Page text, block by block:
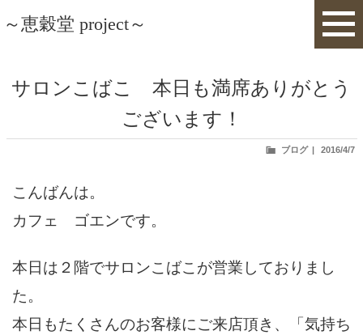
～恵穀堂 project～
サロンこばこ 本日も満席ありがとう
ございます！
ブログ
投
2016/4/7
こんばんは。
カフェ ゴエンです。
本日は２階でサロンこばこが営業しておりまし
た。
本日もたくさんのお客様にご来店頂き、「気持ち